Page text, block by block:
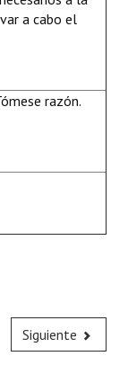
a cabo el
razón.
Siguiente